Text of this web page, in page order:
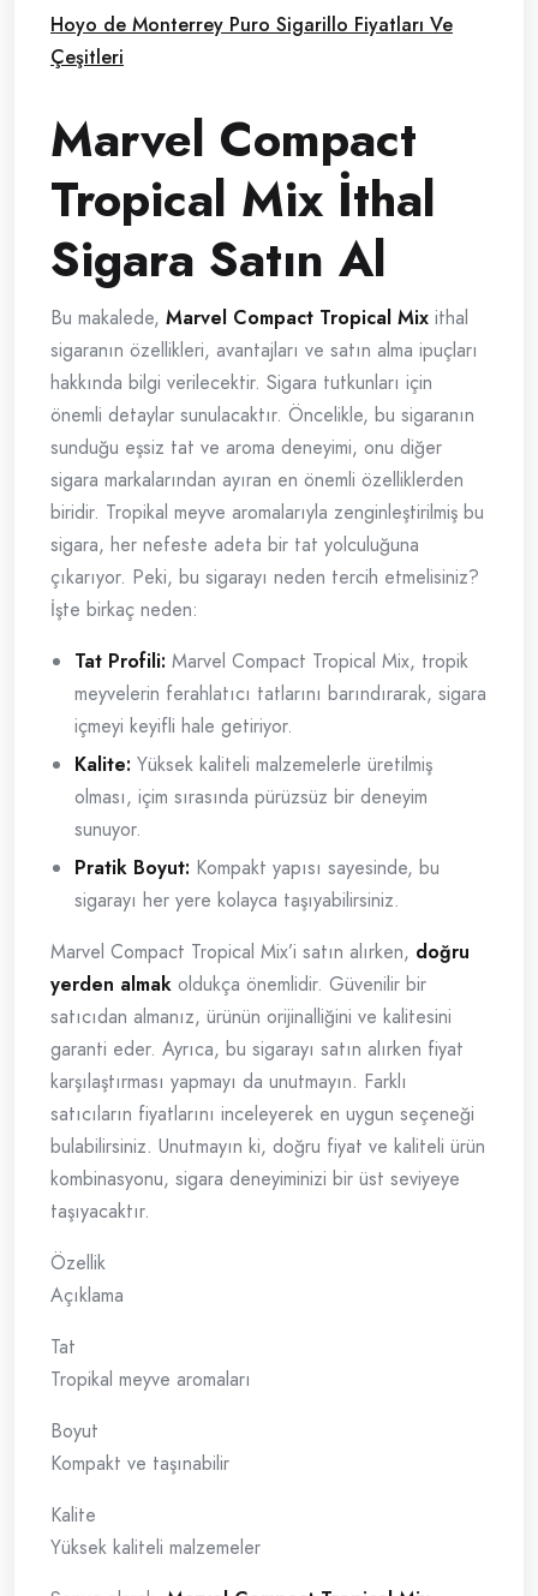
Hoyo de Monterrey Puro Sigarillo Fiyatları Ve
Çeşitleri
Marvel Compact
Tropical Mix İthal
Sigara Satın Al
Bu makalede, Marvel Compact Tropical Mix ithal
sigaranın özellikleri, avantajları ve satın alma ipuçları
hakkında bilgi verilecektir. Sigara tutkunları için
önemli detaylar sunulacaktır. Öncelikle, bu sigaranın
sunduğu eşsiz tat ve aroma deneyimi, onu diğer
sigara markalarından ayıran en önemli özelliklerden
biridir. Tropikal meyve aromalarıyla zenginleştirilmiş bu
sigara, her nefeste adeta bir tat yolculuğuna
çıkarıyor. Peki, bu sigarayı neden tercih etmelisiniz?
İşte birkaç neden:
Tat Profili: Marvel Compact Tropical Mix, tropik
meyvelerin ferahlatıcı tatlarını barındırarak, sigara
içmeyi keyifli hale getiriyor.
Kalite: Yüksek kaliteli malzemelerle üretilmiş
olması, içim sırasında pürüzsüz bir deneyim
sunuyor.
Pratik Boyut: Kompakt yapısı sayesinde, bu
sigarayı her yere kolayca taşıyabilirsiniz.
Marvel Compact Tropical Mix’i satın alırken, doğru
yerden almak oldukça önemlidir. Güvenilir bir
satıcıdan almanız, ürünün orijinalliğini ve kalitesini
garanti eder. Ayrıca, bu sigarayı satın alırken fiyat
karşılaştırması yapmayı da unutmayın. Farklı
satıcıların fiyatlarını inceleyerek en uygun seçeneği
bulabilirsiniz. Unutmayın ki, doğru fiyat ve kaliteli ürün
kombinasyonu, sigara deneyiminizi bir üst seviyeye
taşıyacaktır.
Özellik
Açıklama
Tat
Tropikal meyve aromaları
Boyut
Kompakt ve taşınabilir
Kalite
Yüksek kaliteli malzemeler